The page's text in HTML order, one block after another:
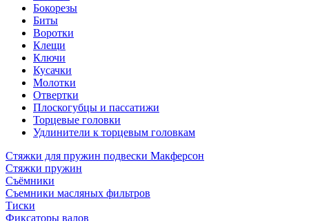
Бокорезы
Биты
Воротки
Клещи
Ключи
Кусачки
Молотки
Отвертки
Плоскогубцы и пассатижи
Торцевые головки
Удлинители к торцевым головкам
Стяжки для пружин подвески Макферсон
Стяжки пружин
Съёмники
Съемники масляных фильтров
Тиски
Фиксаторы валов